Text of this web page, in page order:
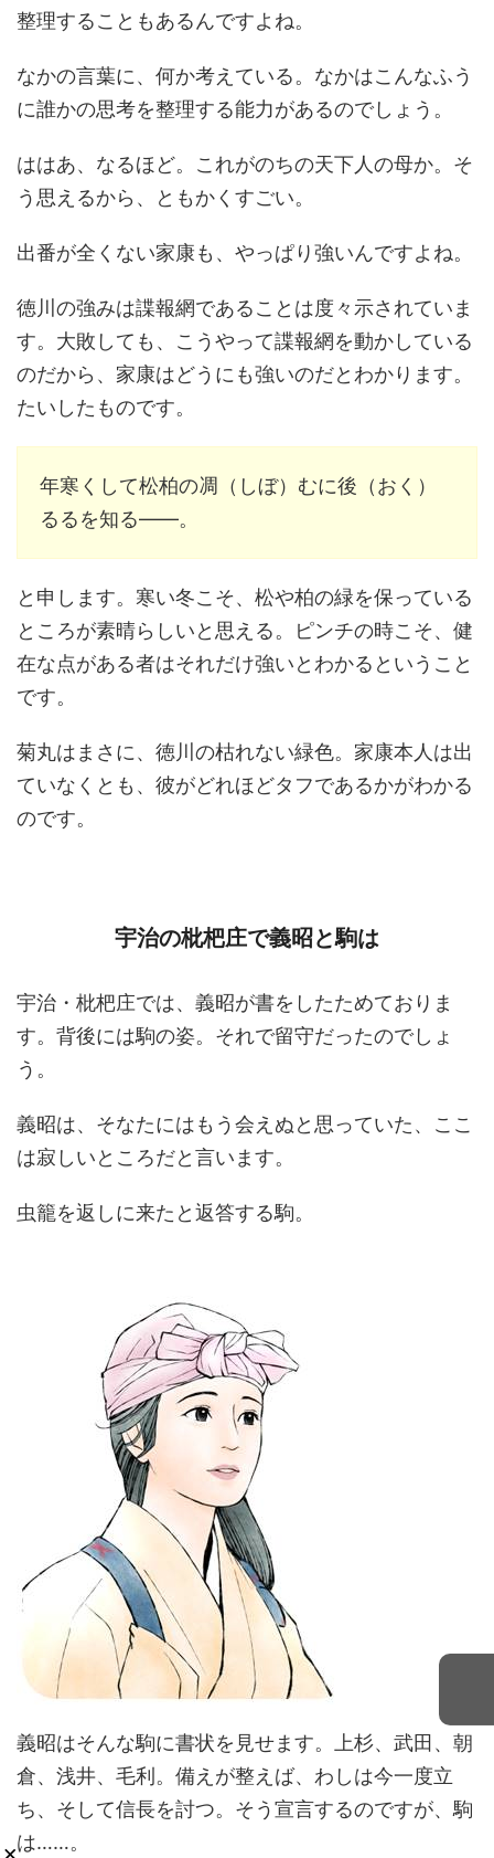
整理することもあるんですよね。
なかの言葉に、何か考えている。なかはこんなふう
に誰かの思考を整理する能力があるのでしょう。
ははあ、なるほど。これがのちの天下人の母か。そ
う思えるから、ともかくすごい。
出番が全くない家康も、やっぱり強いんですよね。
徳川の強みは諜報網であることは度々示されていま
す。大敗しても、こうやって諜報網を動かしている
のだから、家康はどうにも強いのだとわかります。
たいしたものです。
年寒くして松柏の凋（しぼ）むに後（おく）
るるを知る――。
と申します。寒い冬こそ、松や柏の緑を保っている
ところが素晴らしいと思える。ピンチの時こそ、健
在な点がある者はそれだけ強いとわかるということ
です。
菊丸はまさに、徳川の枯れない緑色。家康本人は出
ていなくとも、彼がどれほどタフであるかがわかる
のです。
宇治の枇杷庄で義昭と駒は
宇治・枇杷庄では、義昭が書をしたためておりま
す。背後には駒の姿。それで留守だったのでしょ
う。
義昭は、そなたにはもう会えぬと思っていた、ここ
は寂しいところだと言います。
虫籠を返しに来たと返答する駒。
義昭はそんな駒に書状を見せます。上杉、武田、朝
倉、浅井、毛利。備えが整えば、わしは今一度立
ち、そして信長を討つ。そう宣言するのですが、駒
は……。